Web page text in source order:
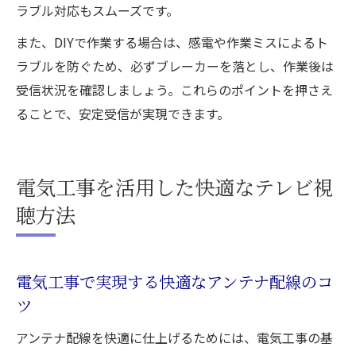
ラブル対応もスムーズです。
また、DIYで作業する場合は、感電や作業ミスによるト
ラブルを防ぐため、必ずブレーカーを落とし、作業後は
受信状況を確認しましょう。これらのポイントを押さえ
ることで、安定受信が実現できます。
電気工事を活用した快適なテレビ視
聴方法
電気工事で実現する快適なアンテナ配線のコ
ツ
アンテナ配線を快適に仕上げるためには、電気工事の基